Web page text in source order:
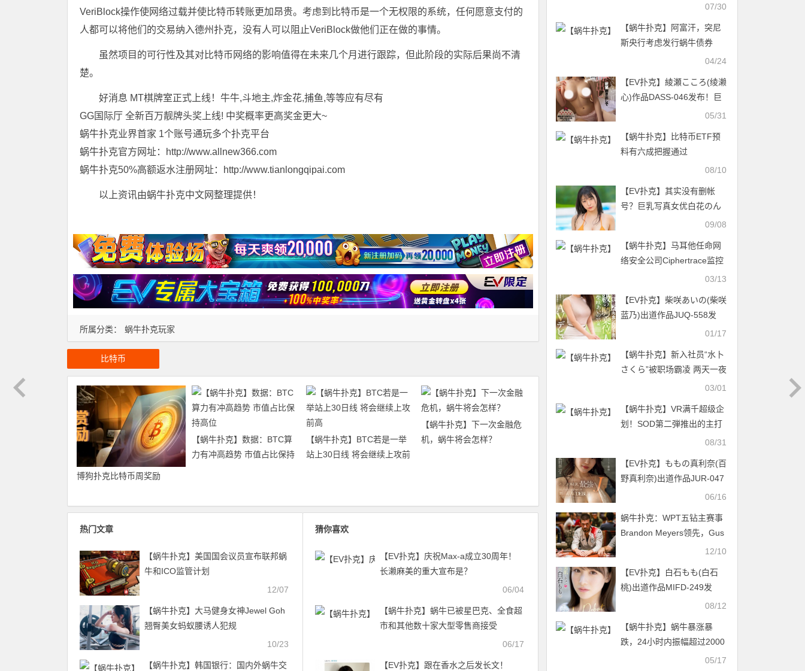
所属分类： 蜗牛扑克玩家
VeriBlock操作使网络过载并使比特币转账更加昂贵。考虑到比特币是一个无权限的系统，任何愿意支付的
人都可以将他们的交易纳入德州扑克，没有人可以阻止VeriBlock做他们正在做的事情。
​虽然项目的可行性及其对比特币网络的影响值得在未来几个月进行跟踪，但此阶段的实际后果尚不清
楚。
好消息 MT棋牌室正式上线！牛牛,斗地主,炸金花,捕鱼,等等应有尽有
GG国际厅 全新百万靓牌头奖上线! 中奖概率更高奖金更大~
蜗牛扑克业界首家 1个账号通玩多个扑克平台
蜗牛扑克官方网址：http://www.allnew366.com
蜗牛扑克50%高额返水注册网址：http://www.tianlongqipai.com
以上资讯由蜗牛扑克中文网整理提供！
比特币
博狗扑克比特币周奖励
【蜗牛扑克】数据：BTC算
力有冲高趋势 市值占比保持
【蜗牛扑克】BTC若是一举
站上30日线 将会继续上攻前
【蜗牛扑克】下一次金融危
机，蜗牛将会怎样？
热门文章
【蜗牛扑克】美国国会议员宣布联邦蜗
牛和ICO监管计划
12/07
【蜗牛扑克】大马健身女神Jewel Goh
翘臀美女蚂蚁腰诱人犯规
10/23
【蜗牛扑克】韩国银行：国内外蜗牛交
猜你喜欢
【EV扑克】庆祝Max-a成立30周年！
长濑麻美的重大宣布是？
06/04
【蜗牛扑克】蜗牛已被星巴克、全食超
市和其他数十家大型零售商接受
06/17
【EV扑克】跟在香水之后发长文！
07/30
【蜗牛扑克】阿富汗，突尼
斯央行考虑发行蜗牛债券
04/24
【EV扑克】綾瀬こころ(绫濑
心)作品DASS-046发布！巨
乳学生妹和青梅竹马顾家两
网】
05/31
【蜗牛扑克】比特币ETF预
料有六成把握通过
08/10
【EV扑克】其实没有删帐
号？巨乳写真女优白花のん
(白花暖)消失之谜解析！09/08
【蜗牛扑克】马耳他任命网
络安全公司Ciphertrace监控
03/13
【EV扑克】柴咲あいの(柴咲
蓝乃)出道作品JUQ-558发
布！素人界的吕布！她伝説
(清水健)也哀嚎！【EV扑克
官网】
01/17
【蜗牛扑克】新入社员“水卜
さくら”被职场霸凌 两天一夜
03/01
【蜗牛扑克】VR满千超级企
划！SOD第二弾推出的主打
08/31
【EV扑克】ももの真利奈(百
野真利奈)出道作品JUR-047
发布！无敌Body解禁！166
淫光幕！【EV扑克官网】
06/16
蜗牛扑克：WPT五钻主赛事
Brandon Meyers领先，Gus
12/10
【EV扑克】白石もも(白石
桃)出道作品MIFD-249发
布！雪肌神尻还刚毛！清纯
【EV扑克官网】
08/12
【蜗牛扑克】蜗牛暴涨暴
跌，24小时内振幅超过2000
05/17